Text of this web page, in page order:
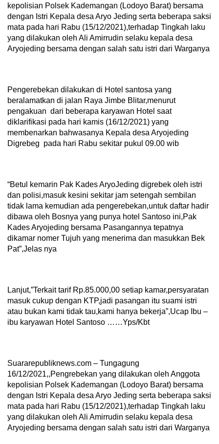
kepolisian Polsek Kademangan (Lodoyo Barat) bersama
dengan Istri Kepala desa Aryo Jeding serta beberapa saksi
mata pada hari Rabu (15/12/2021),terhadap Tingkah laku
yang dilakukan oleh Ali Amirrudin selaku kepala desa
Aryojeding bersama dengan salah satu istri dari Warganya
Pengerebekan dilakukan di Hotel santosa yang
beralamatkan di jalan Raya Jimbe Blitar,menurut
pengakuan dari beberapa karyawan Hotel saat
diklarifikasi pada hari kamis (16/12/2021) yang
membenarkan bahwasanya Kepala desa Aryojeding
Digrebeg pada hari Rabu sekitar pukul 09.00 wib
“Betul kemarin Pak Kades AryoJeding digrebek oleh istri
dan polisi,masuk kesini sekitar jam setengah sembilan
tidak lama kemudian ada pengerebekan,untuk daftar hadir
dibawa oleh Bosnya yang punya hotel Santoso ini,Pak
Kades Aryojeding bersama Pasangannya tepatnya
dikamar nomer Tujuh yang menerima dan masukkan Bek
Pat”,Jelas nya
Lanjut,”Terkait tarif Rp.85.000,00 setiap kamar,persyaratan
masuk cukup dengan KTP,jadi pasangan itu suami istri
atau bukan kami tidak tau,kami hanya bekerja”,Ucap Ibu –
ibu karyawan Hotel Santoso ……Yps/Kbt
Suararepubliknews.com – Tungagung
16/12/2021,,Pengrebekan yang dilakukan oleh Anggota
kepolisian Polsek Kademangan (Lodoyo Barat) bersama
dengan Istri Kepala desa Aryo Jeding serta beberapa saksi
mata pada hari Rabu (15/12/2021),terhadap Tingkah laku
yang dilakukan oleh Ali Amirrudin selaku kepala desa
Aryojeding bersama dengan salah satu istri dari Warganya